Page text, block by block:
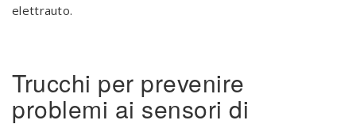
elettrauto.
Trucchi per prevenire
problemi ai sensori di